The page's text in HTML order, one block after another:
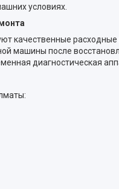
условиях.
качественные
машины после
диагностическая